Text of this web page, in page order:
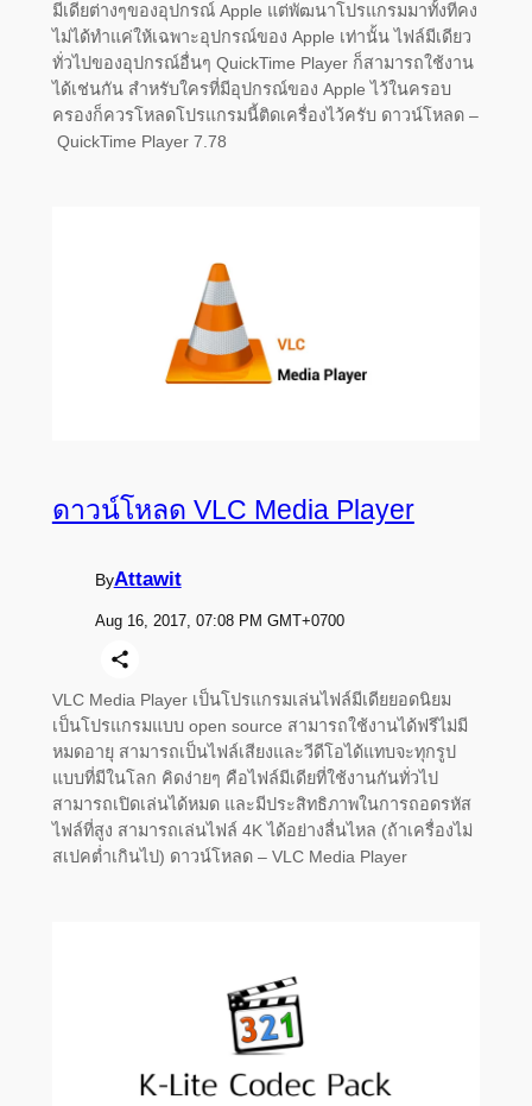
มีเดียต่างๆของอุปกรณ์ Apple แต่พัฒนาโปรแกรมมาทั้งทีคง
ไม่ได้ทำแค่ให้เฉพาะอุปกรณ์ของ Apple เท่านั้น ไฟล์มีเดียว
ทั่วไปของอุปกรณ์อื่นๆ QuickTime Player ก็สามารถใช้งาน
ได้เช่นกัน สำหรับใครที่มีอุปกรณ์ของ Apple ไว้ในครอบ
ครองก็ควรโหลดโปรแกรมนี้ติดเครื่องไว้ครับ ดาวน์โหลด –
QuickTime Player 7.78
ดาวน์โหลด VLC Media Player
ByAttawit
Aug 16, 2017, 07:08 PM GMT+0700
VLC Media Player เป็นโปรแกรมเล่นไฟล์มีเดียยอดนิยม
เป็นโปรแกรมแบบ open source สามารถใช้งานได้ฟรีไม่มี
หมดอายุ สามารถเป็นไฟล์เสียงและวีดีโอได้แทบจะทุกรูป
แบบที่มีในโลก คิดง่ายๆ คือไฟล์มีเดียที่ใช้งานกันทั่วไป
สามารถเปิดเล่นได้หมด และมีประสิทธิภาพในการถอดรหัส
ไฟล์ที่สูง สามารถเล่นไฟล์ 4K ได้อย่างลื่นไหล (ถ้าเครื่องไม่
สเปคต่ำเกินไป) ดาวน์โหลด – VLC Media Player